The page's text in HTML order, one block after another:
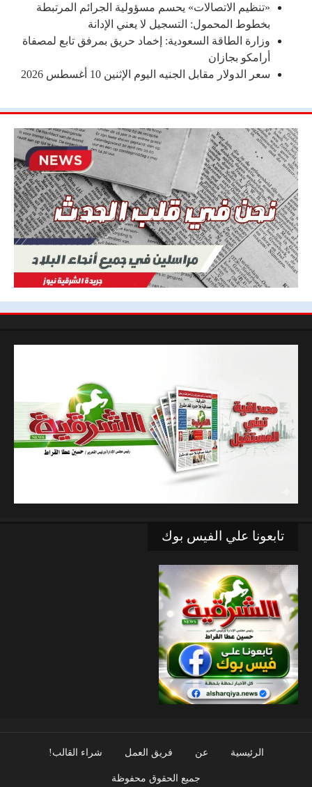
«تنظيم الاتصالات» يحسم مسؤولية الجرائم المرتبطة
بخطوط المحمول: التسجيل لا يعني الإدانة
وزارة الطاقة السعودية: إخماد حريق بمرفق تابع لمصفاة
أرامكو بجازان
سعر الدولار مقابل الجنيه اليوم الإثنين 10 أغسطس 2026
تابعونا علي الفيس بوك
الرئيسية عن فريق العمل شراء القالب!
جميع الحقوق محفوظة